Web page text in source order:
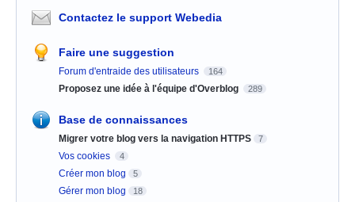
Contactez le support Webedia
Faire une suggestion
Forum d'entraide des utilisateurs 164
Proposez une idée à l'équipe d'Overblog 289
Base de connaissances
Migrer votre blog vers la navigation HTTPS 7
Vos cookies 4
Créer mon blog 5
Gérer mon blog 18